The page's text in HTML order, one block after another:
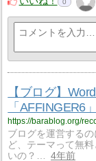
0
【ブログ】
「AFFINGER6
https://barablog.org/
ブログを運営する
ど、テーマって無
いの？…
4年前